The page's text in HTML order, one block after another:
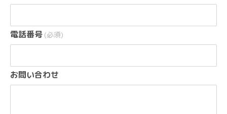
電話番号 (必須)
お問い合わせ